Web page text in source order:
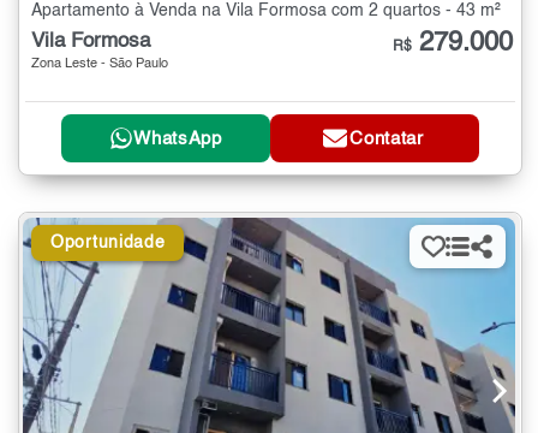
Apartamento à Venda na Vila Formosa com 2 quartos - 43 m²
Vila Formosa
Zona Leste - São Paulo
R$ 279.000
WhatsApp Contatar
Oportunidade